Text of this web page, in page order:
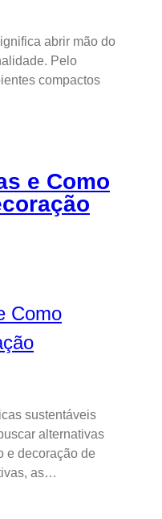
abrir mão do
Pelo
compactos
e Como
sustentáveis
alternativas
e decoração de
as…